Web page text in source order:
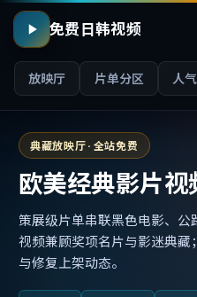
免费日韩视频
放映厅 片单分区 人
典藏放映厅 · 全站免费
欧美经典影片
策展级片单串联黑色电影、
视频兼顾奖项名片与影迷典
与修复上架动态。